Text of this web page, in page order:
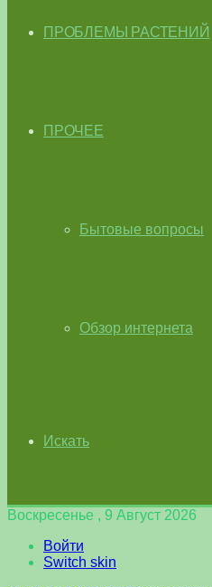
ПРОБЛЕМЫ РАСТЕНИЙ
ПРОЧЕЕ
Бытовые вопросы
Обзор интернета
Искать
Воскресенье , 9 Август 2026
Войти
Switch skin